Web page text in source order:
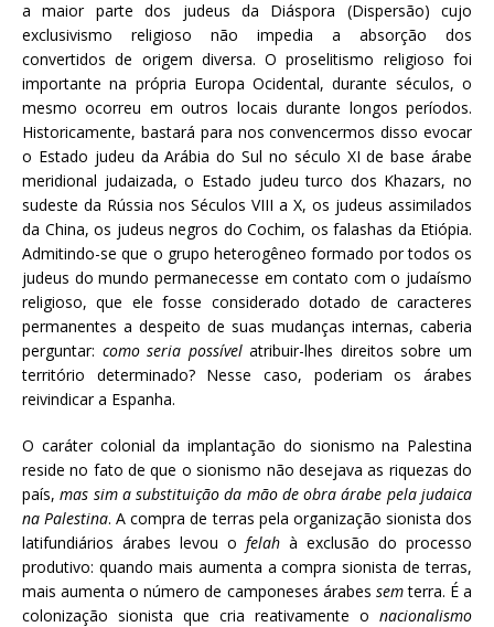
a maior parte dos judeus da Diáspora (Dispersão) cujo
exclusivismo religioso não impedia a absorção dos
convertidos de origem diversa. O proselitismo religioso foi
importante na própria Europa Ocidental, durante séculos, o
mesmo ocorreu em outros locais durante longos períodos.
Historicamente, bastará para nos convencermos disso evocar
o Estado judeu da Arábia do Sul no século XI de base árabe
meridional judaizada, o Estado judeu turco dos Khazars, no
sudeste da Rússia nos Séculos VIII a X, os judeus assimilados
da China, os judeus negros do Cochim, os falashas da Etiópia.
Admitindo-se que o grupo heterogêneo formado por todos os
judeus do mundo permanecesse em contato com o judaísmo
religioso, que ele fosse considerado dotado de caracteres
permanentes a despeito de suas mudanças internas, caberia
perguntar: como seria possívelatribuir-lhes direitos sobre um
território determinado? Nesse caso, poderiam os árabes
reivindicar a Espanha.
O caráter colonial da implantação do sionismo na Palestina
reside no fato de que o sionismo não desejava as riquezas do
país,mas sim a substituição da mão de obra árabe pela judaica
na Palestina. A compra de terras pela organização sionista dos
latifundiários árabes levou o felah à exclusão do processo
produtivo: quando mais aumenta a compra sionista de terras,
mais aumenta o número de camponeses árabes semterra. É a
colonização sionista que cria reativamente o nacionalismo